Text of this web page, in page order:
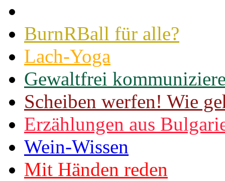
BurnRBall für alle?
Lach-Yoga
Gewaltfrei
Scheiben werfen! Wie
Erzählungen aus
Wein-Wissen
Mit Händen reden